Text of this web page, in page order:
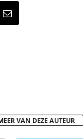
VAN DEZE AUTEUR